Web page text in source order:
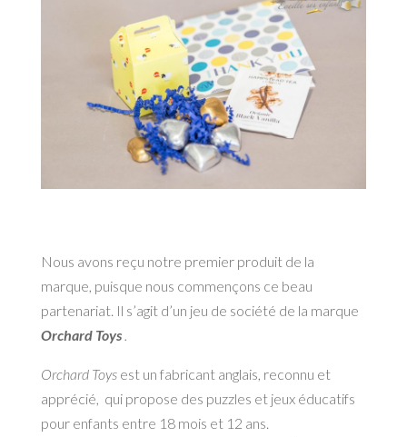
Nous avons reçu notre premier produit de la
marque, puisque nous commençons ce beau
partenariat. Il s’agit d’un jeu de société de la marque
Orchard Toys.
Orchard Toysest un fabricant anglais, reconnu et
apprécié, qui propose des puzzles et jeux éducatifs
pour enfants entre 18 mois et 12 ans.